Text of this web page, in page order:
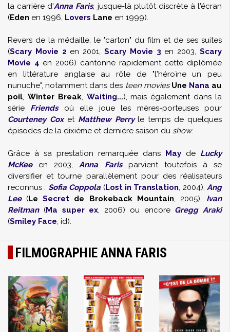
la carrière d'Anna Faris, jusque-là plutôt discrète à l'écran
(Eden en 1996, Lovers Lane en 1999).
Revers de la médaille, le "carton" du film et de ses suites
(Scary Movie 2 en 2001,Scary Movie 3 en 2003,Scary
Movie 4 en 2006) cantonne rapidement cette diplômée
en littérature anglaise au rôle de "l'héroïne un peu
nunuche", notamment dans des teen movies Une Nana au
poil, Winter Break, Waiting...), mais également dans la
série Friendsoù elle joue les mères-porteuses pour
Courteney Coxet Matthew Perryle temps de quelques
épisodes de la dixième et dernière saison du show.
Grâce à sa prestation remarquée dans May de Lucky
McKeeen 2003,Anna Farisparvient toutefois à se
diversifier et tourne parallèlement pour des réalisateurs
reconnus : Sofia Coppola (Lost in Translation, 2004), Ang
Lee(LeSecret de Brokeback Mountain, 2005), Ivan
Reitman(Ma super ex, 2006) ou encore Gregg Araki
(Smiley Face, id).
FILMOGRAPHIE ANNA FARIS